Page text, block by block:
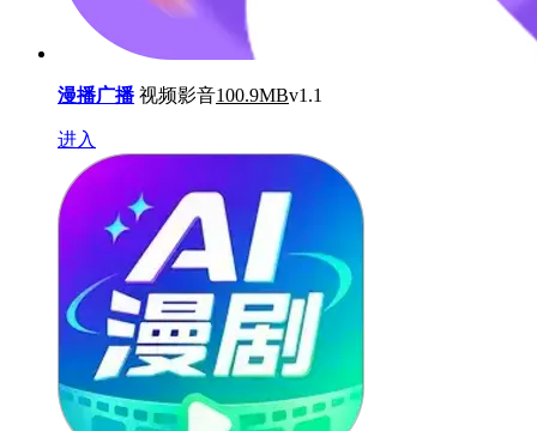
漫播广播 视频影音100.9MBv1.1
进入